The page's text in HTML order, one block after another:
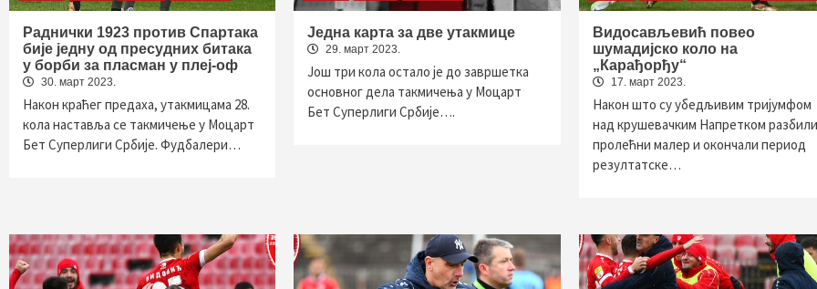
Раднички 1923 против Спартака
бије једну од пресудних битака
у борби за пласман у плеј-оф
30. март 2023.
Након краћег предаха, утакмицама 28.
кола наставља се такмичење у Моцарт
Бет Суперлиги Србије. Фудбалери…
Једна карта за две утакмице
29. март 2023.
Још три кола остало је до завршетка
основног дела такмичења у Моцарт
Бет Суперлиги Србије….
Видосављевић повео
шумадијско коло на
„Карађорђу“
17. март 2023.
Након што су убедљивим тријумфом
над крушевачким Напретком разбили
пролећни малер и окончали период
резултатске…